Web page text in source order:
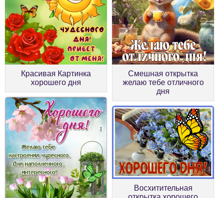
Красивая Картинка
хорошего дня
Смешная открытка
желаю тебе отличного
дня
Восхитительная